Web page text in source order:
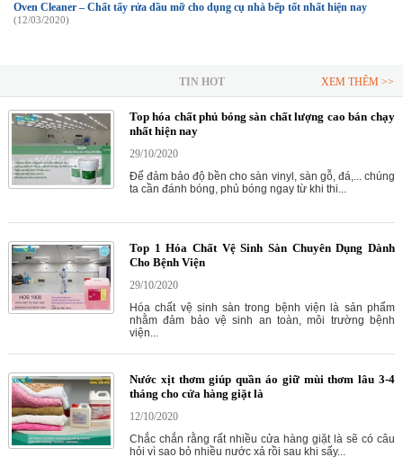
Oven Cleaner – Chất tẩy rửa dầu mỡ cho dụng cụ nhà bếp tốt nhất hiện nay
(12/03/2020)
TIN HOT XEM THÊM >>
Top hóa chất phủ bóng sàn chất lượng cao bán chạy
nhất hiện nay
29/10/2020
Để đảm bảo độ bền cho sàn vinyl, sàn gỗ, đá,... chúng
ta cần đánh bóng, phủ bóng ngay từ khi thi...
Top 1 Hóa Chất Vệ Sinh Sàn Chuyên Dụng Dành
Cho Bệnh Viện
29/10/2020
Hóa chất vệ sinh sàn trong bệnh viện là sản phẩm
nhằm đảm bảo vệ sinh an toàn, môi trường bệnh
viện...
Nước xịt thơm giúp quần áo giữ mùi thơm lâu 3-4
tháng cho cửa hàng giặt là
12/10/2020
Chắc chắn rằng rất nhiều cửa hàng giặt là sẽ có câu
hỏi vì sao bỏ nhiều nước xả rồi sau khi sấy...